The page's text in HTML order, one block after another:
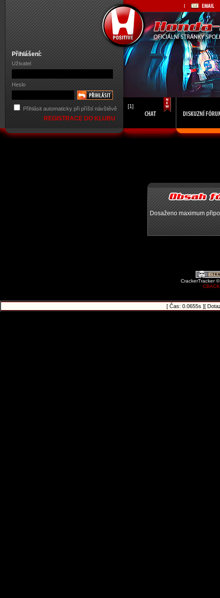
Přihlášení:
Uživatel
Heslo
Přihlásit automaticky při příští návštěvě
REGISTRACE DO KLUBU
[1]
Dosaženo maximum
CrackerTracker
[ Čas: 0.0655s ][